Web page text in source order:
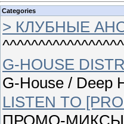
Categories
> КЛУБНЫЕ
G-HOUSE
G-House / Deep
LISTEN TO
ПРОМО-МИКСЫ,